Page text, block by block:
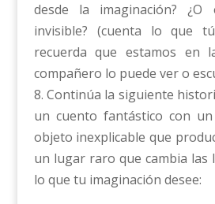
desde la imaginación? ¿O
invisible? (cuenta lo que
recuerda que estamos en
compañero lo puede ver o
8. Continúa la siguiente
un cuento fantástico con
objeto inexplicable que
un lugar raro que cambia las
lo que tu imaginación desee: